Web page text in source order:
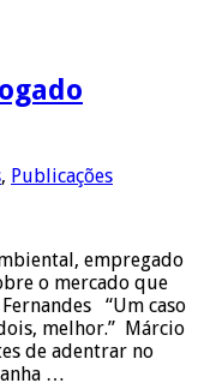
, Publicações
empregado
o mercado que
“Um caso
melhor.” Márcio
de adentrar no
…